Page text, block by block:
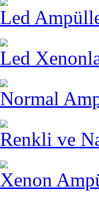
Led
Led
Normal
Renkli ve
Xenon